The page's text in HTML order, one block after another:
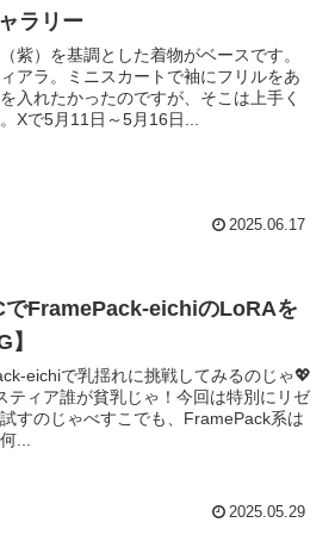
ラリー
紫）を基調とした着物がベースです。
アラ。ミニスカートで袖にフリルをあ
入れたかったのですが、そこは上手く
Xで5月11日～5月16日...
2025.06.17
でFramePack-eichiのLoRAを
eichiで乳揺れに挑戦してみるのじゃ💖
ティア誰が貧乳じゃ！今回は特別にリゼ
すのじゃべすこでも、FramePack系は
...
2025.05.29